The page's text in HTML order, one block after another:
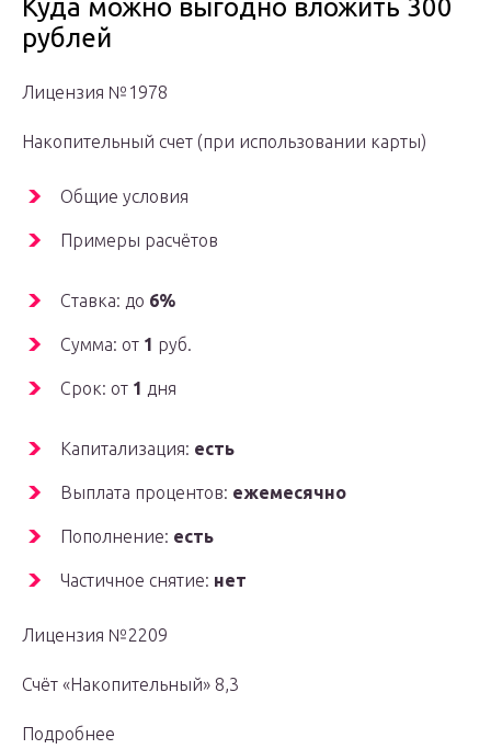
Куда можно выгодно вложить 300
рублей
Лицензия №1978
Накопительный счет (при использовании карты)
Общие условия
Примеры расчётов
Ставка: до 6%
Сумма: от 1 руб.
Срок: от 1 дня
Капитализация: есть
Выплата процентов: ежемесячно
Пополнение: есть
Частичное снятие: нет
Лицензия №2209
Счёт «Накопительный» 8,3
Подробнее